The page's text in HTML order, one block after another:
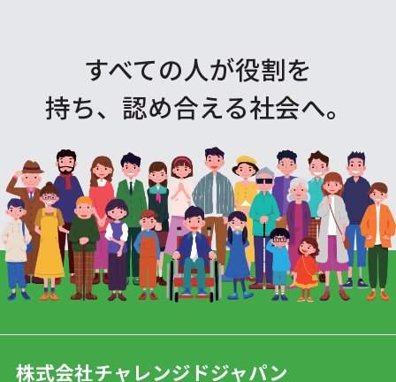
すべての人が役割を
持ち、認め合える社会へ。
株式会社チャレンジドジャパン